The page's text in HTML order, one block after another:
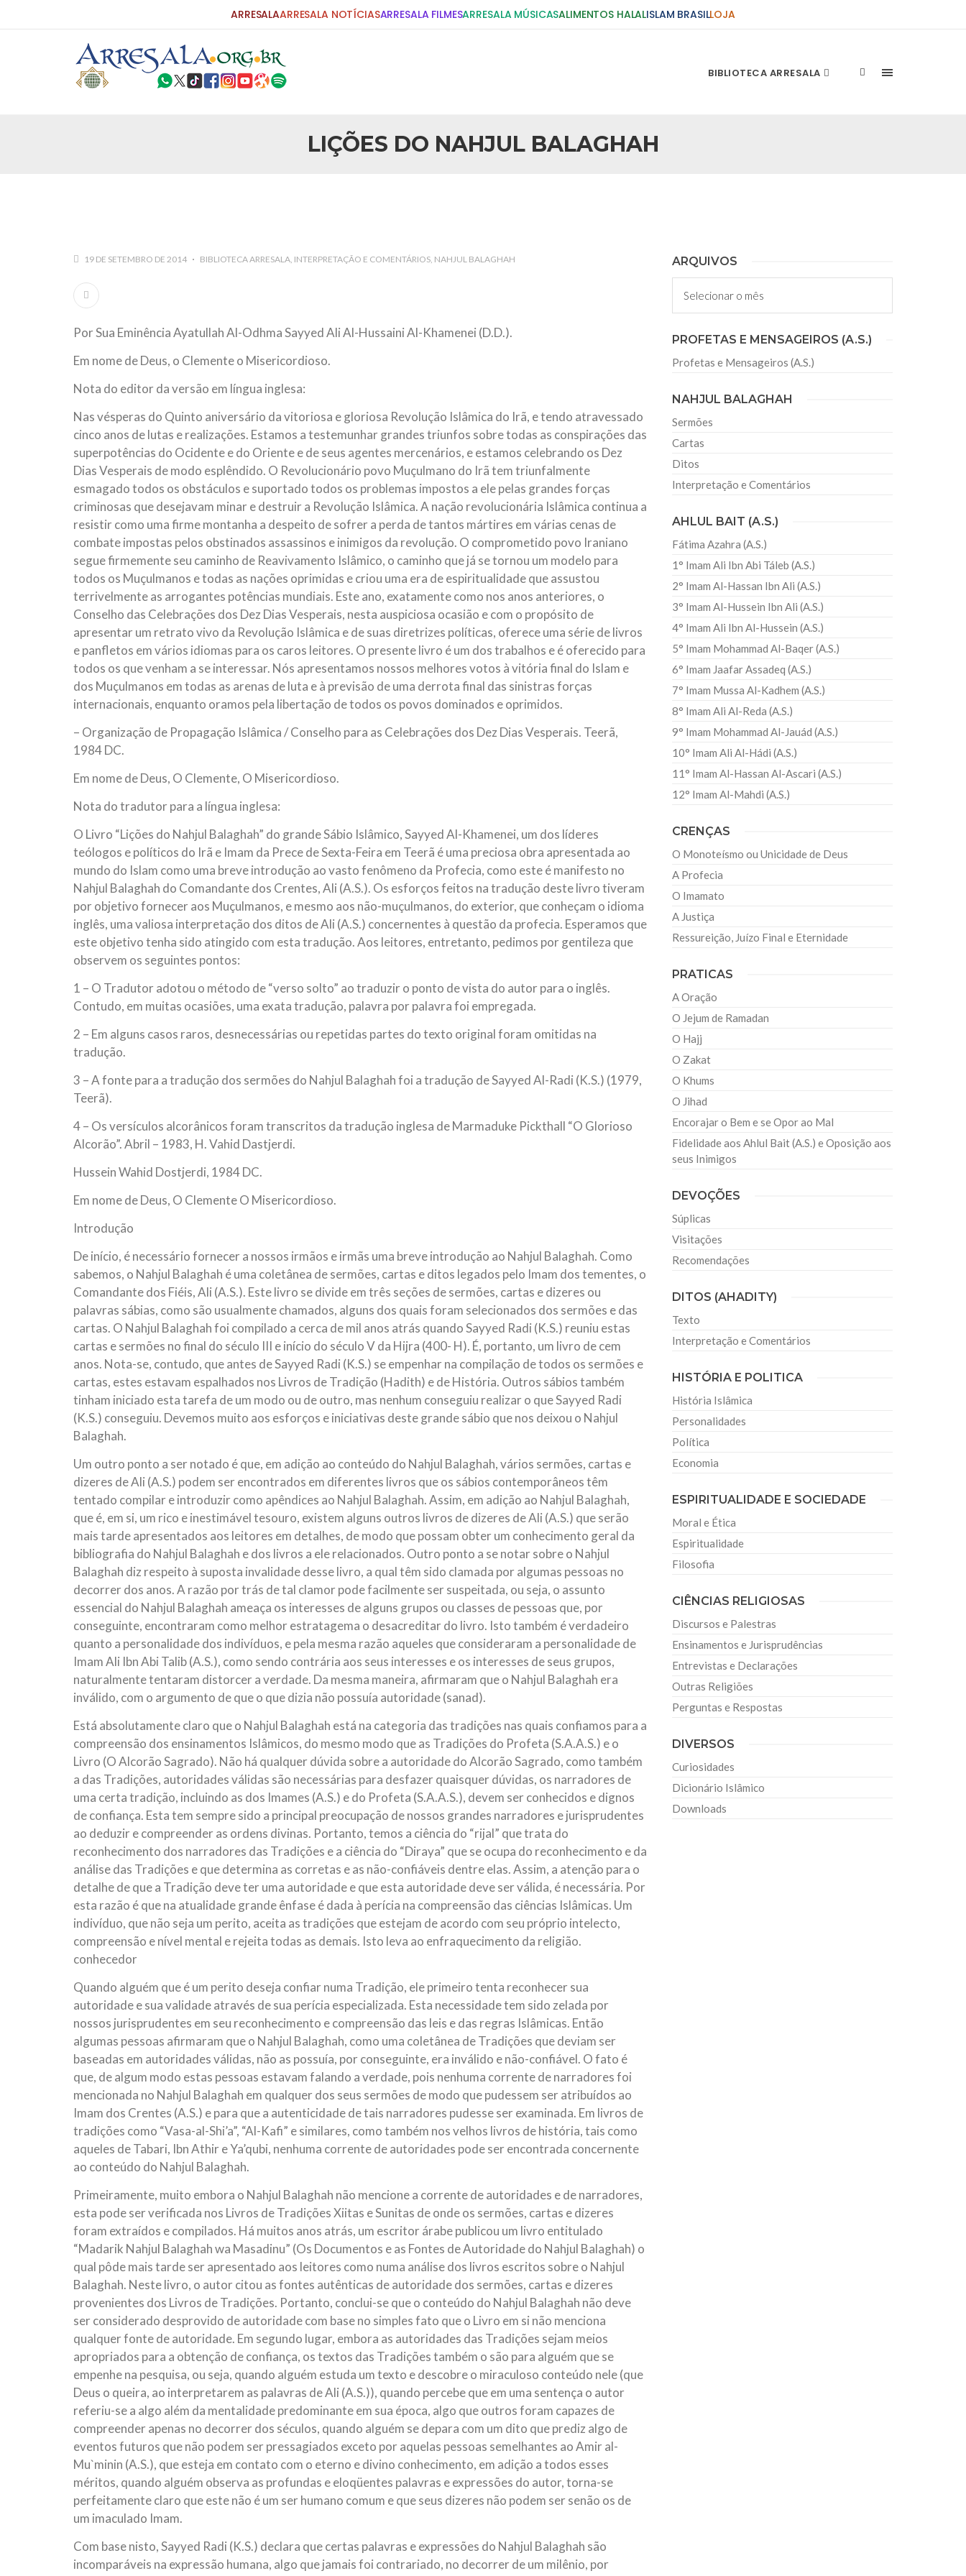
ARRESALAARRESALA NOTÍCIASARRESALA FILMESARRESALA MÚSICASALIMENTOS HALALISLAM BRASILLOJA
BIBLIOTECA ARRESALA
LIÇÕES DO NAHJUL BALAGHAH
Carta do Bispo da Flórida ao Presidente Bush
25 DE SETEMBRO DE 2010
Necessárias Considerações Sobre o Conflito
As Sementes da Miséria e do Terror Ano Novo Islâmico e Início de Muharam
Hejrita. Desejamos a todos os irmãos e irmãs um novo
10 DE NOVEMBRO DE 2013
Em nome de Deus, o Clemente, o Misericordioso! Diante da data em que
Hussein Ibn Ali Ibn Abi Táleb (A.S.), conhecido por “Zein Al-Ábidin” (Formosura
Centro Islâmico no Brasil recebe o ex-ministro das
Na noite da quinta-feira, 03 de Abril, o Centro Islâmico no Brasil recebeu em sua
sede, em São Paulo, o ex-ministro das Relações Exteriores da República Islâmica
do Irã, Sr. Kamal Kharrazi, que encontra-se visitando
19 DE SETEMBRO DE 2014 BIBLIOTECA ARRESALA INTERPRETAÇÃO E COMENTÁRIOS NAHJUL BALAGHAH
Por Sua Eminência Ayatullah Al-Odhma Sayyed Ali Al-Hussaini Al-Khamenei (D.D.).
Em nome de Deus, o Clemente o Misericordioso.
Nota do editor da versão em língua inglesa:
Nas vésperas do Quinto aniversário da vitoriosa e gloriosa Revolução Islâmica do Irã, e tendo atravessado
cinco anos de lutas e realizações. Estamos a testemunhar grandes triunfos sobre todas as conspirações das
superpotências do Ocidente e do Oriente e de seus agentes mercenários, e estamos celebrando os Dez
Dias Vesperais de modo esplêndido. O Revolucionário povo Muçulmano do Irã tem triunfalmente
esmagado todos os obstáculos e suportado todos os problemas impostos a ele pelas grandes forças
criminosas que desejavam minar e destruir a Revolução Islâmica. A nação revolucionária Islâmica continua a
resistir como uma firme montanha a despeito de sofrer a perda de tantos mártires em várias cenas de
combate impostas pelos obstinados assassinos e inimigos da revolução. O comprometido povo Iraniano
segue firmemente seu caminho de Reavivamento Islâmico, o caminho que já se tornou um modelo para
todos os Muçulmanos e todas as nações oprimidas e criou uma era de espiritualidade que assustou
terrivelmente as arrogantes potências mundiais. Este ano, exatamente como nos anos anteriores, o
Conselho das Celebrações dos Dez Dias Vesperais, nesta auspiciosa ocasião e com o propósito de
apresentar um retrato vivo da Revolução Islâmica e de suas diretrizes políticas, oferece uma série de livros
e panfletos em vários idiomas para os caros leitores. O presente livro é um dos trabalhos e é oferecido para
todos os que venham a se interessar. Nós apresentamos nossos melhores votos à vitória final do Islam e
dos Muçulmanos em todas as arenas de luta e à previsão de uma derrota final das sinistras forças
internacionais, enquanto oramos pela libertação de todos os povos dominados e oprimidos.
– Organização de Propagação Islâmica / Conselho para as Celebrações dos Dez Dias Vesperais. Teerã,
1984 DC.
Em nome de Deus, O Clemente, O Misericordioso.
Nota do tradutor para a língua inglesa:
O Livro “Lições do Nahjul Balaghah” do grande Sábio Islâmico, Sayyed Al-Khamenei, um dos líderes
teólogos e políticos do Irã e Imam da Prece de Sexta-Feira em Teerã é uma preciosa obra apresentada ao
mundo do Islam como uma breve introdução ao vasto fenômeno da Profecia, como este é manifesto no
Nahjul Balaghah do Comandante dos Crentes, Ali (A.S.). Os esforços feitos na tradução deste livro tiveram
por objetivo fornecer aos Muçulmanos, e mesmo aos não-muçulmanos, do exterior, que conheçam o idioma
inglês, uma valiosa interpretação dos ditos de Ali (A.S.) concernentes à questão da profecia. Esperamos que
este objetivo tenha sido atingido com esta tradução. Aos leitores, entretanto, pedimos por gentileza que
observem os seguintes pontos:
1 – O Tradutor adotou o método de “verso solto” ao traduzir o ponto de vista do autor para o inglês.
Contudo, em muitas ocasiões, uma exata tradução, palavra por palavra foi empregada.
2 – Em alguns casos raros, desnecessárias ou repetidas partes do texto original foram omitidas na
tradução.
3 – A fonte para a tradução dos sermões do Nahjul Balaghah foi a tradução de Sayyed Al-Radi (K.S.) (1979,
Teerã).
4 – Os versículos alcorânicos foram transcritos da tradução inglesa de Marmaduke Pickthall “O Glorioso
Alcorão”. Abril – 1983, H. Vahid Dastjerdi.
Hussein Wahid Dostjerdi, 1984 DC.
Em nome de Deus, O Clemente O Misericordioso.
Introdução
De início, é necessário fornecer a nossos irmãos e irmãs uma breve introdução ao Nahjul Balaghah. Como
sabemos, o Nahjul Balaghah é uma coletânea de sermões, cartas e ditos legados pelo Imam dos tementes, o
Comandante dos Fiéis, Ali (A.S.). Este livro se divide em três seções de sermões, cartas e dizeres ou
palavras sábias, como são usualmente chamados, alguns dos quais foram selecionados dos sermões e das
cartas. O Nahjul Balaghah foi compilado a cerca de mil anos atrás quando Sayyed Radi (K.S.) reuniu estas
cartas e sermões no final do século III e início do século V da Hijra (400- H). É, portanto, um livro de cem
anos. Nota-se, contudo, que antes de Sayyed Radi (K.S.) se empenhar na compilação de todos os sermões e
cartas, estes estavam espalhados nos Livros de Tradição (Hadith) e de História. Outros sábios também
tinham iniciado esta tarefa de um modo ou de outro, mas nenhum conseguiu realizar o que Sayyed Radi
(K.S.) conseguiu. Devemos muito aos esforços e iniciativas deste grande sábio que nos deixou o Nahjul
Balaghah.
Um outro ponto a ser notado é que, em adição ao conteúdo do Nahjul Balaghah, vários sermões, cartas e
dizeres de Ali (A.S.) podem ser encontrados em diferentes livros que os sábios contemporâneos têm
tentado compilar e introduzir como apêndices ao Nahjul Balaghah. Assim, em adição ao Nahjul Balaghah,
que é, em si, um rico e inestimável tesouro, existem alguns outros livros de dizeres de Ali (A.S.) que serão
mais tarde apresentados aos leitores em detalhes, de modo que possam obter um conhecimento geral da
bibliografia do Nahjul Balaghah e dos livros a ele relacionados. Outro ponto a se notar sobre o Nahjul
Balaghah diz respeito à suposta invalidade desse livro, a qual têm sido clamada por algumas pessoas no
decorrer dos anos. A razão por trás de tal clamor pode facilmente ser suspeitada, ou seja, o assunto
essencial do Nahjul Balaghah ameaça os interesses de alguns grupos ou classes de pessoas que, por
conseguinte, encontraram como melhor estratagema o desacreditar do livro. Isto também é verdadeiro
quanto a personalidade dos indivíduos, e pela mesma razão aqueles que consideraram a personalidade de
Imam Ali Ibn Abi Talib (A.S.), como sendo contrária aos seus interesses e os interesses de seus grupos,
naturalmente tentaram distorcer a verdade. Da mesma maneira, afirmaram que o Nahjul Balaghah era
inválido, com o argumento de que o que dizia não possuía autoridade (sanad).
Está absolutamente claro que o Nahjul Balaghah está na categoria das tradições nas quais confiamos para a
compreensão dos ensinamentos Islâmicos, do mesmo modo que as Tradições do Profeta (S.A.A.S.) e o
Livro (O Alcorão Sagrado). Não há qualquer dúvida sobre a autoridade do Alcorão Sagrado, como também
a das Tradições, autoridades válidas são necessárias para desfazer quaisquer dúvidas, os narradores de
uma certa tradição, incluindo as dos Imames (A.S.) e do Profeta (S.A.A.S.), devem ser conhecidos e dignos
de confiança. Esta tem sempre sido a principal preocupação de nossos grandes narradores e jurisprudentes
ao deduzir e compreender as ordens divinas. Portanto, temos a ciência do “rijal” que trata do
reconhecimento dos narradores das Tradições e a ciência do “Diraya” que se ocupa do reconhecimento e da
análise das Tradições e que determina as corretas e as não-confiáveis dentre elas. Assim, a atenção para o
detalhe de que a Tradição deve ter uma autoridade e que esta autoridade deve ser válida, é necessária. Por
esta razão é que na atualidade grande ênfase é dada à perícia na compreensão das ciências Islâmicas. Um
indivíduo, que não seja um perito, aceita as tradições que estejam de acordo com seu próprio intelecto,
compreensão e nível mental e rejeita todas as demais. Isto leva ao enfraquecimento da religião.
conhecedor
Quando alguém que é um perito deseja confiar numa Tradição, ele primeiro tenta reconhecer sua
autoridade e sua validade através de sua perícia especializada. Esta necessidade tem sido zelada por
nossos jurisprudentes em seu reconhecimento e compreensão das leis e das regras Islâmicas. Então
algumas pessoas afirmaram que o Nahjul Balaghah, como uma coletânea de Tradições que deviam ser
baseadas em autoridades válidas, não as possuía, por conseguinte, era inválido e não-confiável. O fato é
que, de algum modo estas pessoas estavam falando a verdade, pois nenhuma corrente de narradores foi
mencionada no Nahjul Balaghah em qualquer dos seus sermões de modo que pudessem ser atribuídos ao
Imam dos Crentes (A.S.) e para que a autenticidade de tais narradores pudesse ser examinada. Em livros de
tradições como “Vasa-al-Shi’a”, “Al-Kafi” e similares, como também nos velhos livros de história, tais como
aqueles de Tabari, Ibn Athir e Ya’qubi, nenhuma corrente de autoridades pode ser encontrada concernente
ao conteúdo do Nahjul Balaghah.
Primeiramente, muito embora o Nahjul Balaghah não mencione a corrente de autoridades e de narradores,
esta pode ser verificada nos Livros de Tradições Xiitas e Sunitas de onde os sermões, cartas e dizeres
foram extraídos e compilados. Há muitos anos atrás, um escritor árabe publicou um livro entitulado
“Madarik Nahjul Balaghah wa Masadinu” (Os Documentos e as Fontes de Autoridade do Nahjul Balaghah) o
qual pôde mais tarde ser apresentado aos leitores como numa análise dos livros escritos sobre o Nahjul
Balaghah. Neste livro, o autor citou as fontes autênticas de autoridade dos sermões, cartas e dizeres
provenientes dos Livros de Tradições. Portanto, conclui-se que o conteúdo do Nahjul Balaghah não deve
ser considerado desprovido de autoridade com base no simples fato que o Livro em si não menciona
qualquer fonte de autoridade. Em segundo lugar, embora as autoridades das Tradições sejam meios
apropriados para a obtenção de confiança, os textos das Tradições também o são para alguém que se
empenhe na pesquisa, ou seja, quando alguém estuda um texto e descobre o miraculoso conteúdo nele (que
Deus o queira, ao interpretarem as palavras de Ali (A.S.)), quando percebe que em uma sentença o autor
referiu-se a algo além da mentalidade predominante em sua época, algo que outros foram capazes de
compreender apenas no decorrer dos séculos, quando alguém se depara com um dito que prediz algo de
eventos futuros que não podem ser pressagiados exceto por aquelas pessoas semelhantes ao Amir al-
Mu`minin (A.S.), que esteja em contato com o eterno e divino conhecimento, em adição a todos esses
méritos, quando alguém observa as profundas e eloqüentes palavras e expressões do autor, torna-se
perfeitamente claro que este não é um ser humano comum e que seus dizeres não podem ser senão os de
um imaculado Imam.
Com base nisto, Sayyed Radi (K.S.) declara que certas palavras e expressões do Nahjul Balaghah são
incomparáveis na expressão humana, algo que jamais foi contrariado, no decorrer de um milênio, por
ARQUIVOS
Arquivos
PROFETAS E MENSAGEIROS (A.S.)
Profetas e Mensageiros (A.S.)
NAHJUL BALAGHAH
Sermões
Cartas
Ditos
Interpretação e Comentários
AHLUL BAIT (A.S.)
Fátima Azahra (A.S.)
1° Imam Ali Ibn Abi Táleb (A.S.)
2° Imam Al-Hassan Ibn Ali (A.S.)
3° Imam Al-Hussein Ibn Ali (A.S.)
4° Imam Ali Ibn Al-Hussein (A.S.)
5° Imam Mohammad Al-Baqer (A.S.)
6° Imam Jaafar Assadeq (A.S.)
7° Imam Mussa Al-Kadhem (A.S.)
8° Imam Ali Al-Reda (A.S.)
9° Imam Mohammad Al-Jauád (A.S.)
10° Imam Ali Al-Hádi (A.S.)
11° Imam Al-Hassan Al-Ascari (A.S.)
12° Imam Al-Mahdi (A.S.)
CRENÇAS
O Monoteísmo ou Unicidade de Deus
A Profecia
O Imamato
A Justiça
Ressureição, Juízo Final e Eternidade
PRATICAS
A Oração
O Jejum de Ramadan
O Hajj
O Zakat
O Khums
O Jihad
Encorajar o Bem e se Opor ao Mal
Fidelidade aos Ahlul Bait (A.S.) e Oposição aos
seus Inimigos
DEVOÇÕES
Súplicas
Visitações
Recomendações
DITOS (AHADITY)
Texto
Interpretação e Comentários
HISTÓRIA E POLITICA
História Islâmica
Personalidades
Política
Economia
ESPIRITUALIDADE E SOCIEDADE
Moral e Ética
Espiritualidade
Filosofia
CIÊNCIAS RELIGIOSAS
Discursos e Palestras
Ensinamentos e Jurisprudências
Entrevistas e Declarações
Outras Religiões
Perguntas e Respostas
DIVERSOS
Curiosidades
Dicionário Islâmico
Downloads